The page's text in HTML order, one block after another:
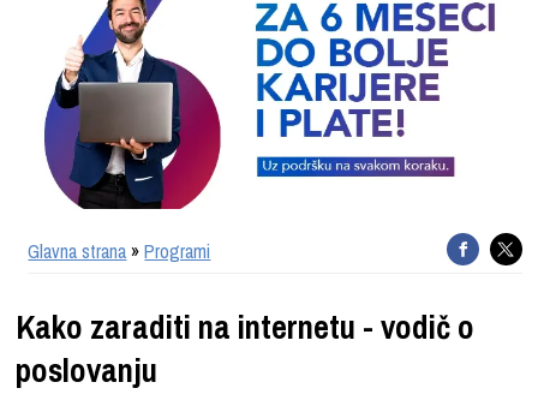
ŠTA DOBIJATE
UČENJE NA DALJINU
SERTIFIKACIJA
Glavna strana»Programi
Kako zaraditi na internetu - vodič o
poslovanju